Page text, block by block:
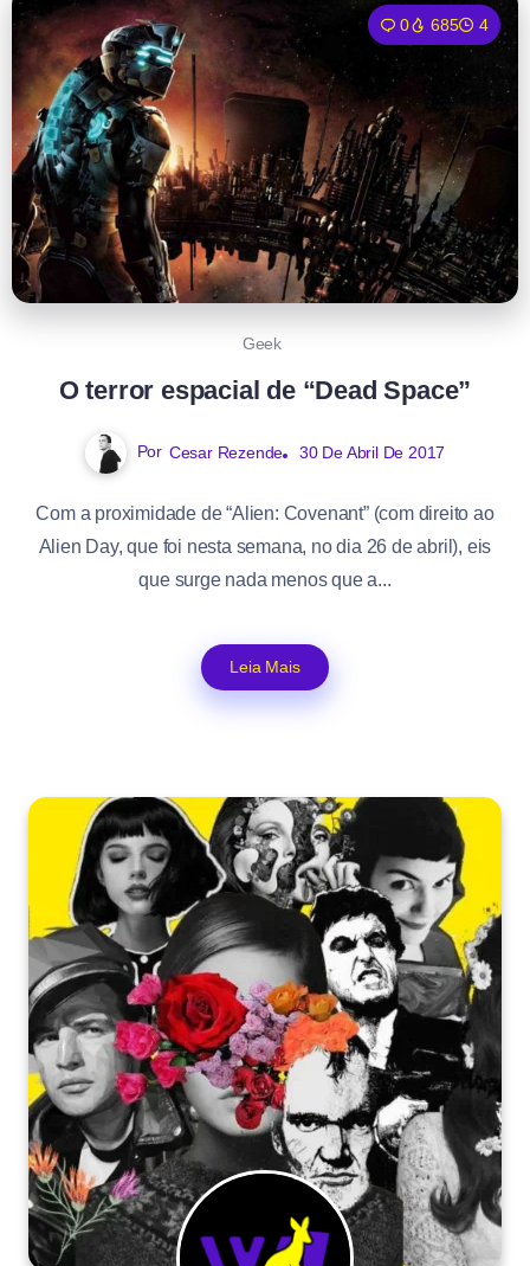
0 685 4
Geek
O terror espacial de “Dead Space”
Por Cesar Rezende 30 De Abril De 2017
Com a proximidade de “Alien: Covenant” (com direito ao
Alien Day, que foi nesta semana, no dia 26 de abril), eis
que surge nada menos que a...
Leia Mais